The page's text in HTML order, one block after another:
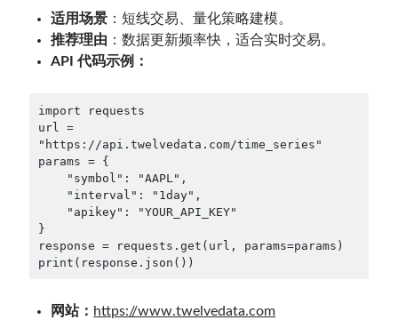
适用场景 ：短线交易、量化策略建模。
推荐理由 ：数据更新频率快，适合实时交易。
API 代码示例：
import requests
url =
"https://api.twelvedata.com/time_series"
params = {
}
response = requests.get(url, params=params)
print(response.json())
网站： https://www.twelvedata.com